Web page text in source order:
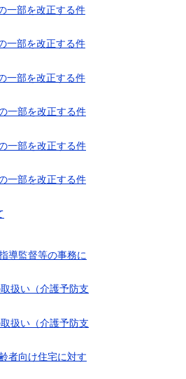
一部を改正する件
一部を改正する件
一部を改正する件
一部を改正する件
一部を改正する件
一部を改正する件
導監督等の事務に
扱い（介護予防支
扱い（介護予防支
者向け住宅に対す